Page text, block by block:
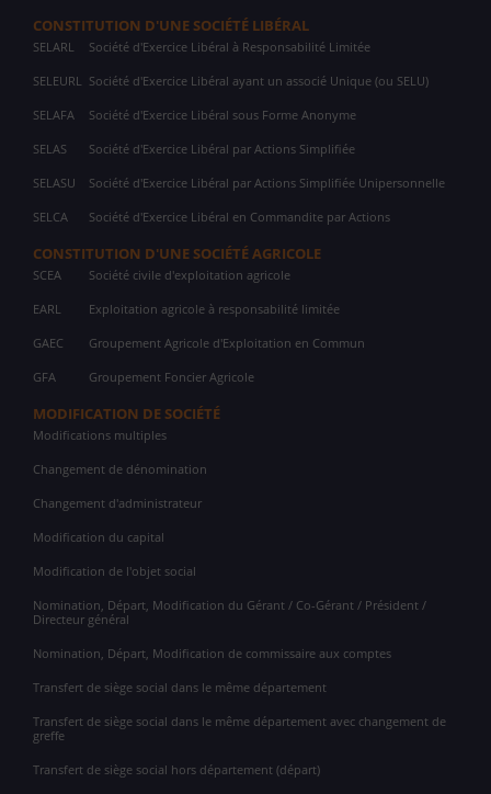
CONSTITUTION D'UNE SOCIÉTÉ LIBÉRAL
SELARL Société d'Exercice Libéral à Responsabilité Limitée
SELEURL Société d'Exercice Libéral ayant un associé Unique (ou SELU)
SELAFA Société d'Exercice Libéral sous Forme Anonyme
SELAS Société d'Exercice Libéral par Actions Simplifiée
SELASU Société d'Exercice Libéral par Actions Simplifiée Unipersonnelle
SELCA Société d'Exercice Libéral en Commandite par Actions
CONSTITUTION D'UNE SOCIÉTÉ AGRICOLE
SCEA Société civile d'exploitation agricole
EARL Exploitation agricole à responsabilité limitée
GAEC Groupement Agricole d'Exploitation en Commun
GFA Groupement Foncier Agricole
MODIFICATION DE SOCIÉTÉ
Modifications multiples
Changement de dénomination
Changement d'administrateur
Modification du capital
Modification de l'objet social
Nomination, Départ, Modification du Gérant / Co-Gérant / Président /
Directeur général
Nomination, Départ, Modification de commissaire aux comptes
Transfert de siège social dans le même département
Transfert de siège social dans le même département avec changement de
greffe
Transfert de siège social hors département (départ)